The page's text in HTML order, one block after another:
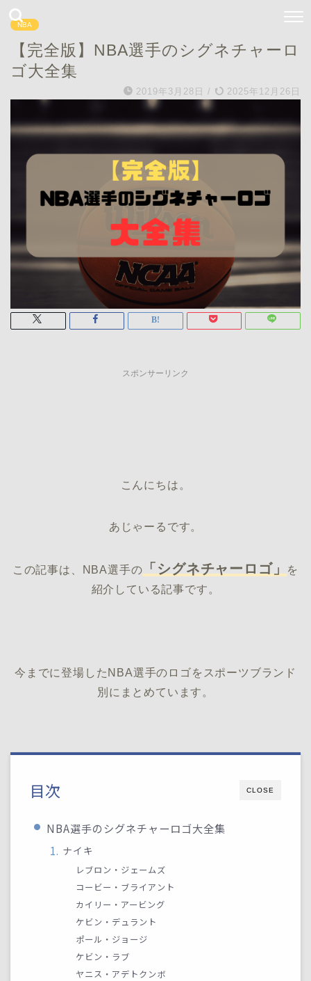
NBA
【完全版】NBA選手のシグネチャーロ
ゴ大全集
2019年3月28日 / 2025年12月26日
スポンサーリンク
こんにちは。
あじゃーるです。
この記事は、NBA選手の 「シグネチャーロゴ」
を
紹介している記事です。
今までに登場したNBA選手のロゴをスポーツブランド
別にまとめています。
CLOSE
目次
NBA選手のシグネチャーロゴ大全集
ナイキ
レブロン・ジェームズ
コービー・ブライアント
カイリー・アービング
ケビン・デュラント
ポール・ジョージ
ケビン・ラブ
ヤニス・アデトクンボ